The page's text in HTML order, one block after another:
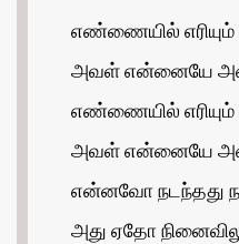
எண்ணையில் எரியும்
அவள் என்னையே
எண்ணையில் எரியும்
அவள் என்னையே
என்னவோ நடந்தது
அது ஏதோ